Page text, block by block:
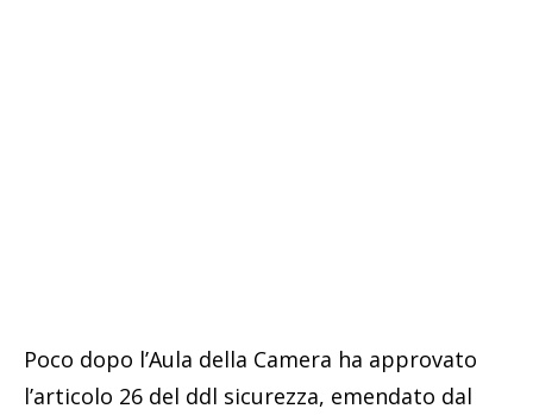
Poco dopo l’Aula della Camera ha approvato
l’articolo 26 del ddl sicurezza, emendato dal